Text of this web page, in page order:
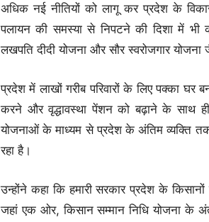
अधिक नई नीतियों को लागू कर प्रदेश के
पलायन की समस्या से निपटने की दिशा में भी
लखपति दीदी योजना और सौर स्वरोजगार योजना
प्रदेश में लाखों गरीब परिवारों के लिए पक्का घर
करने और वृद्धावस्था पेंशन को बढ़ाने के साथ
योजनाओं के माध्यम से प्रदेश के अंतिम व्यक्ति
रहा है।
उन्होंने कहा कि हमारी सरकार प्रदेश के
जहां एक ओर, किसान सम्मान निधि योजना के